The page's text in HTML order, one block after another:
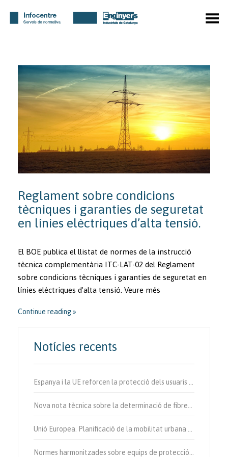
Toggle Menu
Reglament sobre condicions
tècniques i garanties de seguretat
en línies elèctriques d’alta tensió.
El BOE publica el llistat de normes de la instrucció
tècnica complementària ITC-LAT-02 del Reglament
sobre condicions tècniques i garanties de seguretat en
línies elèctriques d’alta tensió. Veure més
Continue reading
Notícies recents
Espanya i la UE reforcen la protecció dels usuaris vulnerables de la via.
Nova nota tècnica sobre la determinació de fibres d’amiant a l’aire.
Unió Europea. Planificació de la mobilitat urbana sostenible.
Normes harmonitzades sobre equips de protecció individual.